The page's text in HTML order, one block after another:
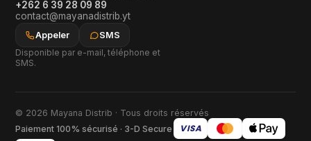
+262 6 39 28 09 89
contact@mayanadistrib.yt
Appeler
SMS
Disponible par e-mail, téléphone et
SMS.
© 2026 Mayana Distrib · Tous droits réservés
Paiement 100% sécurisé · 3-D Secure
VISA